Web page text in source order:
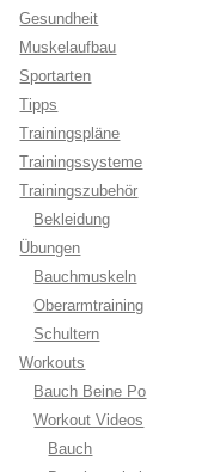
Gesundheit
Muskelaufbau
Sportarten
Tipps
Trainingspläne
Trainingssysteme
Trainingszubehör
Bekleidung
Übungen
Bauchmuskeln
Oberarmtraining
Schultern
Workouts
Bauch Beine Po
Workout Videos
Bauch